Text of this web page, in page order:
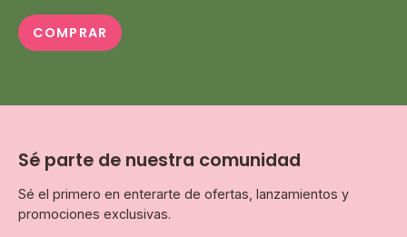
COMPRAR
Sé parte de nuestra comunidad
Sé el primero en enterarte de ofertas, lanzamientos y
promociones exclusivas.